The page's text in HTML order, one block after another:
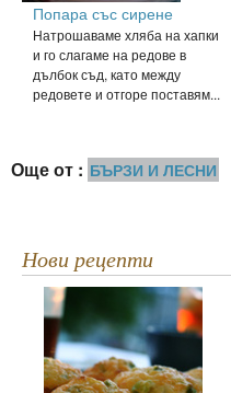
Попара със сирене
Натрошаваме хляба на хапки
и го слагаме на редове в
дълбок съд, като между
редовете и отгоре поставям...
Още от : БЪРЗИ И ЛЕСНИ
Нови рецепти